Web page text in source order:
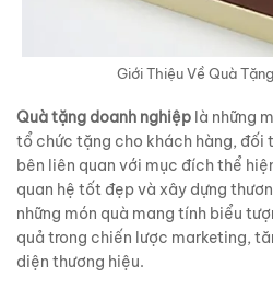
Giới Thiệu Về Quà
Quà tặng doanh nghiệp là những
tổ chức tặng cho khách hàng, đối
bên liên quan với mục đích thể
quan hệ tốt đẹp và xây dựng
những món quà mang tính biểu
quả trong chiến lược marketing,
diện thương hiệu.